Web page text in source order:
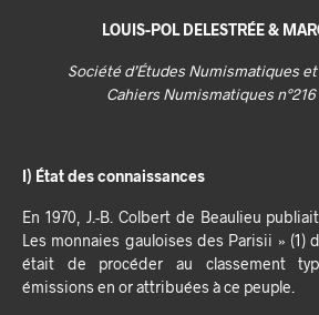
LOUIS-POL DELESTRÉE &
Société d’Études Numismatiques
Cahiers Numismatiques n°216
I) État des connaissances
En 1970, J.-B. Colbert de Beaulieu
Les monnaies gauloises des Parisii » (1)
était de procéder au classement
émissions en or attribuées à ce peuple.